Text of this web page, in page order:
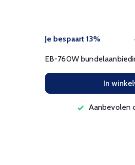
Je bespaart 13%
EB-760W
In
Aanbevolen